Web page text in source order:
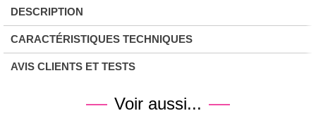
DESCRIPTION
CARACTÉRISTIQUES TECHNIQUES
AVIS CLIENTS ET TESTS
Voir aussi...